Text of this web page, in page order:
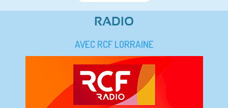
RADIO
AVEC RCF LORRAINE